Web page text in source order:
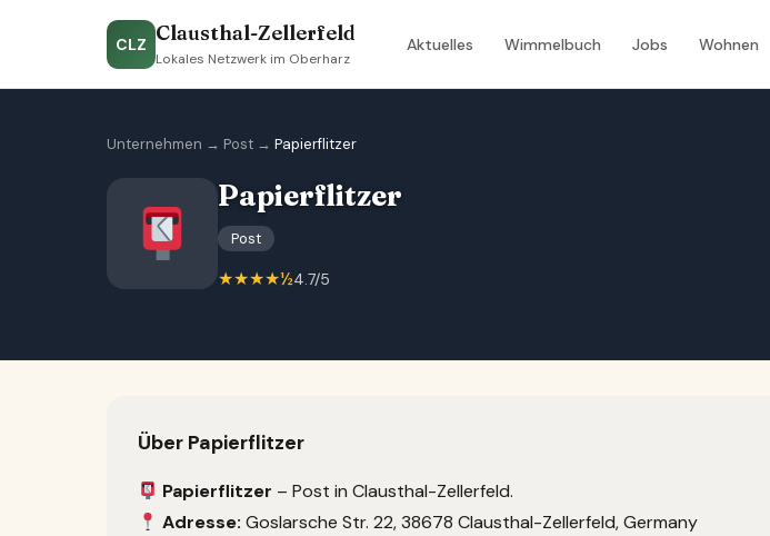
CLZ Clausthal-Zellerfeld
Lokales Netzwerk im Oberharz
Aktuelles Wimmelbuch Jobs Wohnen
Unternehmen → Post → Papierflitzer
Papierflitzer
Post
★★★★½4.7/5
Über Papierflitzer
Papierflitzer – Post in Clausthal-Zellerfeld.
Adresse: Goslarsche Str. 22, 38678 Clausthal-Zellerfeld, Germany